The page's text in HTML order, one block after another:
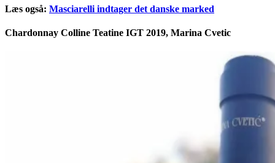
Læs også: Masciarelli indtager det danske marked
Chardonnay Colline Teatine IGT 2019, Marina Cvetic